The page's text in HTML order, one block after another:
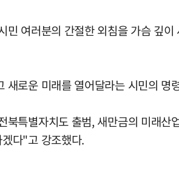
여러분의 간절한 외침을 가슴 깊
로운 미래를 열어달라는 시민의
특별자치도 출범, 새만금의 미래
다"고 강조했다.